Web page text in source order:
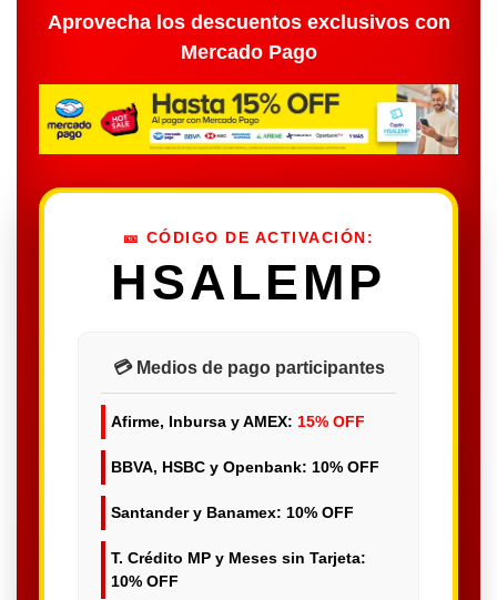
Aprovecha los descuentos exclusivos con
Mercado Pago
🎫 CÓDIGO DE ACTIVACIÓN:
HSALEMP
💳 Medios de pago participantes
Afirme, Inbursa y AMEX: 15% OFF
BBVA, HSBC y Openbank: 10% OFF
Santander y Banamex: 10% OFF
T. Crédito MP y Meses sin Tarjeta:
10% OFF